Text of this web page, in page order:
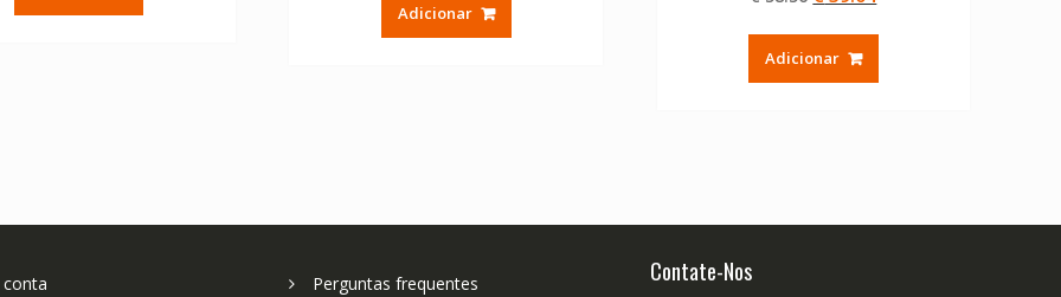
era:
Adicionar
de 5
original
era:
Adicionar
Perguntas frequentes Contate-Nos